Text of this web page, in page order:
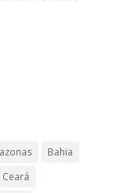
Bahia
Ceará